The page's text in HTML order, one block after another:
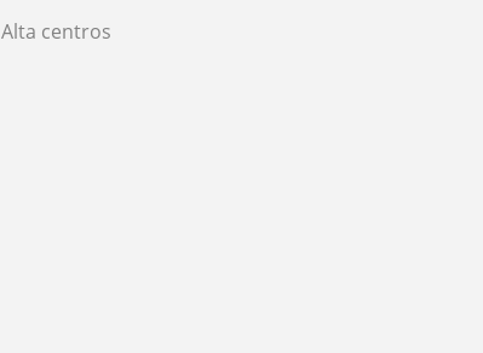
Alta centros